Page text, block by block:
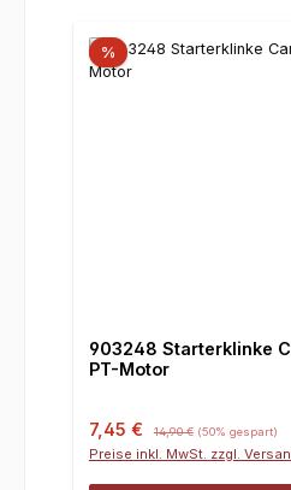
%
903248 Starterklinke
PT-Motor
Verkaufspreis:
7,45 € 14,90 € (50% gespart)
Preise inkl. MwSt. zzgl.